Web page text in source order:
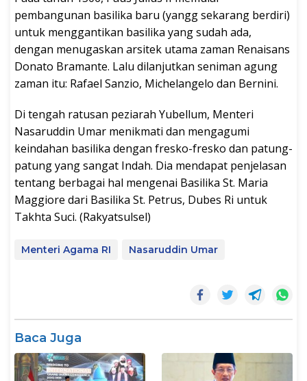
pembangunan basilika baru (yangg sekarang berdiri)
untuk menggantikan basilika yang sudah ada,
dengan menugaskan arsitek utama zaman Renaisans
Donato Bramante. Lalu dilanjutkan seniman agung
zaman itu: Rafael Sanzio, Michelangelo dan Bernini.
Di tengah ratusan peziarah Yubellum, Menteri
Nasaruddin Umar menikmati dan mengagumi
keindahan basilika dengan fresko-fresko dan patung-
patung yang sangat Indah. Dia mendapat penjelasan
tentang berbagai hal mengenai Basilika St. Maria
Maggiore dari Basilika St. Petrus, Dubes Ri untuk
Takhta Suci. (Rakyatsulsel)
Menteri Agama RI Nasaruddin Umar
Baca Juga